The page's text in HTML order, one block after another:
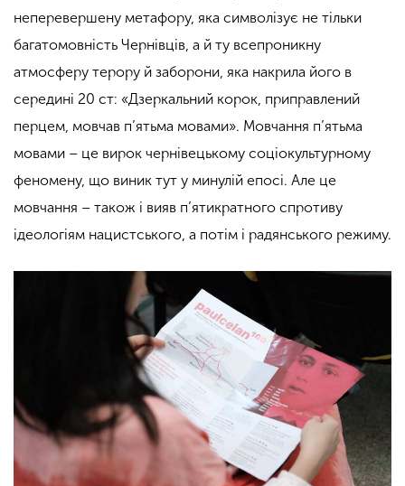
неперевершену метафору, яка символізує не тільки
багатомовність Чернівців, а й ту всепроникну
атмосферу терору й заборони, яка накрила його в
середині 20 ст: «Дзеркальний корок, приправлений
перцем, мовчав п’ятьма мовами». Мовчання п’ятьма
мовами – це вирок чернівецькому соціокультурному
феномену, що виник тут у минулій епосі. Але це
мовчання – також і вияв п’ятикратного спротиву
ідеологіям нацистського, а потім і радянського режиму.